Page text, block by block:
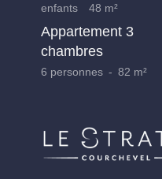
enfants
48 m²
Appartement 3
chambres
6 personnes 82 m²